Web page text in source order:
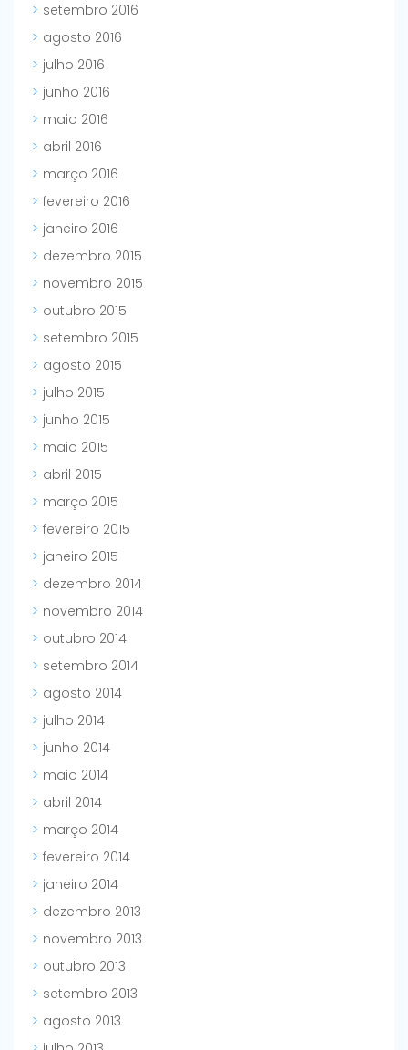
setembro 2016
agosto 2016
julho 2016
junho 2016
maio 2016
abril 2016
março 2016
fevereiro 2016
janeiro 2016
dezembro 2015
novembro 2015
outubro 2015
setembro 2015
agosto 2015
julho 2015
junho 2015
maio 2015
abril 2015
março 2015
fevereiro 2015
janeiro 2015
dezembro 2014
novembro 2014
outubro 2014
setembro 2014
agosto 2014
julho 2014
junho 2014
maio 2014
abril 2014
março 2014
fevereiro 2014
janeiro 2014
dezembro 2013
novembro 2013
outubro 2013
setembro 2013
agosto 2013